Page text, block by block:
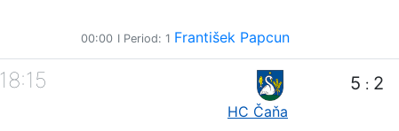
00:00 I Period: 1 František Papcun
18:15
HC Čaňa
5 : 2